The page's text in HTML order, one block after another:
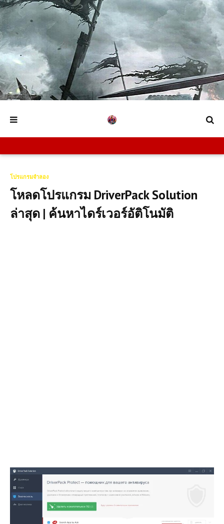
โปรแกรมจำลอง
โหลดโปรแกรม DriverPack Solution
ล่าสุด | ค้นหาไดร์เวอร์อัติโนมัติ